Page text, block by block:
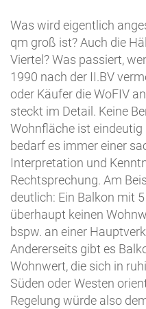
Was wird eigentlich
qm groß ist? Auch die
Viertel? Was passiert,
1990 nach der II.BV
oder Käufer die WoFIV
steckt im Detail. Keine
Wohnfläche ist
bedarf es immer einer
Interpretation und
Rechtsprechung. Am
deutlich: Ein Balkon mit
überhaupt keinen
bspw. an einer
Andererseits gibt es
Wohnwert, die sich in
Süden oder Westen
Regelung würde also